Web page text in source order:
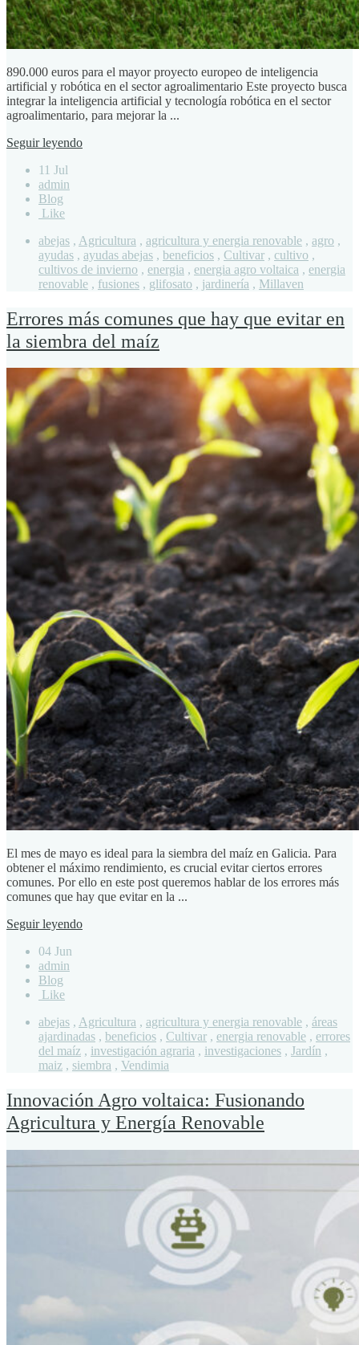
890.000 euros para el mayor proyecto europeo de inteligencia
artificial y robótica en el sector agroalimentario Este proyecto busca
integrar la inteligencia artificial y tecnología robótica en el sector
agroalimentario, para mejorar la ...
Seguir leyendo
11 Jul
admin
Blog
Like
abejas , Agricultura , agricultura y energia renovable , agro ,
ayudas , ayudas abejas , beneficios , Cultivar , cultivo ,
cultivos de invierno , energia , energia agro voltaica , energia
renovable , fusiones , glifosato , jardinería , Millaven
Errores más comunes que hay que evitar en
la siembra del maíz
El mes de mayo es ideal para la siembra del maíz en Galicia. Para
obtener el máximo rendimiento, es crucial evitar ciertos errores
comunes. Por ello en este post queremos hablar de los errores más
comunes que hay que evitar en la ...
Seguir leyendo
04 Jun
admin
Blog
Like
abejas , Agricultura , agricultura y energia renovable , áreas
ajardinadas , beneficios , Cultivar , energia renovable , errores
del maíz , investigación agraria , investigaciones , Jardín ,
maiz , siembra , Vendimia
Innovación Agro voltaica: Fusionando
Agricultura y Energía Renovable